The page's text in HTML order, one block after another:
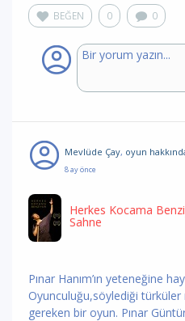
BEĞEN 0 0
Mevlüde Çay, oyun
8 ay önce
Herkes Kocama
Sahne
Pınar Hanım’ın yeteneğine
Oyunculuğu,söylediği
gereken bir oyun. Pınar